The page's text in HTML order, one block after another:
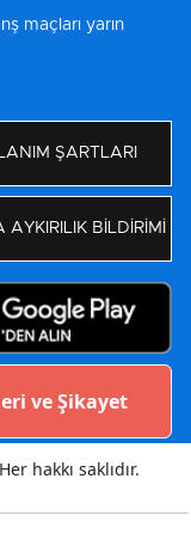
maçları yarın
ŞARTLARI
AYKIRILIK BİLDİRİMİ
ve Şikayet
hakkı saklıdır.